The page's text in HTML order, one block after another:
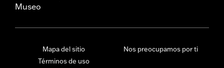
Museo
Mapa del sitio
Términos de uso
Nos preocupamos por ti